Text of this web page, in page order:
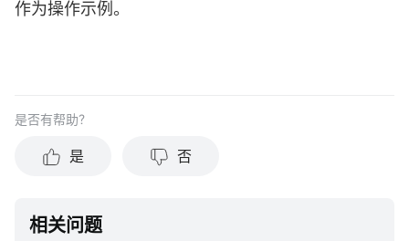
作为操作示例。
是否有帮助？
是 否
相关问题